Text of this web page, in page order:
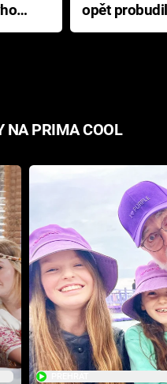
opět
přichází s
NA PRIMA COOL